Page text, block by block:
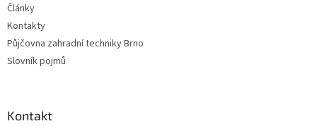
Články
Kontakty
Půjčovna zahradní techniky Brno
Slovník pojmů
Kontakt